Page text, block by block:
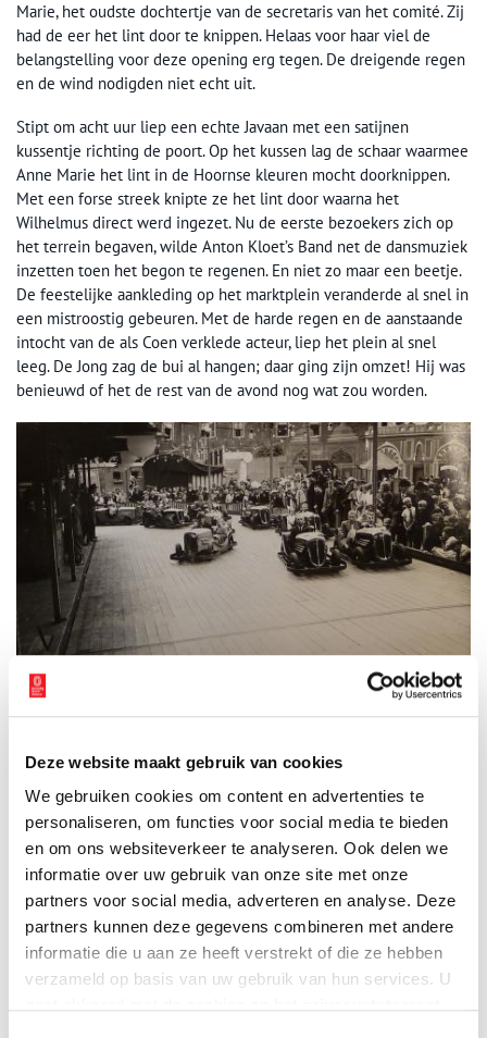
Deze website maakt gebruik van cookies
We gebruiken cookies om content en advertenties te
personaliseren, om functies voor social media te bieden
en om ons websiteverkeer te analyseren. Ook delen we
informatie over uw gebruik van onze site met onze
partners voor social media, adverteren en analyse. Deze
partners kunnen deze gegevens combineren met andere
informatie die u aan ze heeft verstrekt of die ze hebben
verzameld op basis van uw gebruik van hun services. U
Marie, het oudste dochtertje van de secretaris van het comité. Zij
had de eer het lint door te knippen. Helaas voor haar viel de
belangstelling voor deze opening erg tegen. De dreigende regen
en de wind nodigden niet echt uit.
Stipt om acht uur liep een echte Javaan met een satijnen
kussentje richting de poort. Op het kussen lag de schaar waarmee
Anne Marie het lint in de Hoornse kleuren mocht doorknippen.
Met een forse streek knipte ze het lint door waarna het
Wilhelmus direct werd ingezet. Nu de eerste bezoekers zich op
het terrein begaven, wilde Anton Kloet’s Band net de dansmuziek
inzetten toen het begon te regenen. En niet zo maar een beetje.
De feestelijke aankleding op het marktplein veranderde al snel in
een mistroostig gebeuren. Met de harde regen en de aanstaande
intocht van de als Coen verklede acteur, liep het plein al snel
leeg. De Jong zag de bui al hangen; daar ging zijn omzet! Hij was
benieuwd of het de rest van de avond nog wat zou worden.
Een geslaagd feest
“Overal stonden plassen water, maar daarin weerspiegelden de
honderden lampjes feestelijk. Van alle kanten blonk prettige
muziek en de Indische bedienden in ’t restaurant bedienden hun
eerste klanten reeds. Op het marktplein werd Coen ook met groot
gejuich begroet.”Werd een dag later in een krant vermeld.
Na een toespraak en een rondwandeling op het plein verliet
publiek achter dat tot twee uur ’s nachts werd vermaakt in